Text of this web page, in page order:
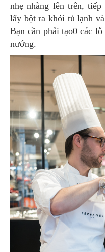
nhẹ nhàng lên trên,
lấy bột ra khỏi tủ lạnh
Bạn cần phải tạo0 các
nướng.